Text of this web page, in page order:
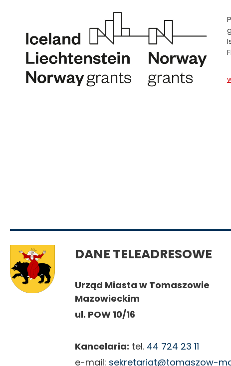
DANE TELEADRESOWE
Urząd Miasta w Tomaszowie
Mazowieckim
ul. POW 10/16
Kancelaria: tel. 44 724 23 11
e-mail: sekretariat@tomaszow-